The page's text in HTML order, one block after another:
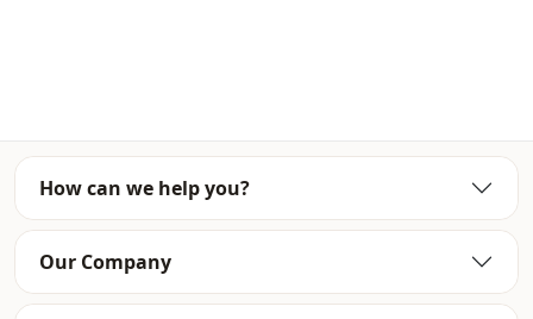
How can we help you?
Our Company